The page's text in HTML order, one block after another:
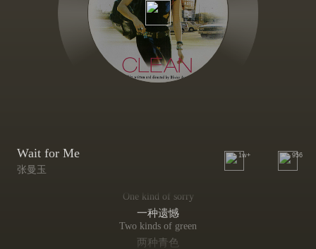
Wait for Me
张曼玉
1w+ 956
One kind of sorry
一种遗憾
Two kinds of green
两种青色